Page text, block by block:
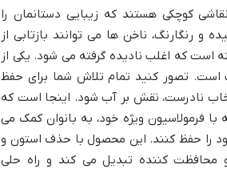
کوچکی هستند که زیبایی دستانمان را
رنگارنگ، ناخن ها می توانند بازتابی از
که اغلب نادیده گرفته می شود. یکی از
است. تصور کنید تمام تلاش شما برای حفظ
نادرست، نقش بر آب شود. اینجا است که
فرمولاسیون ویژه خود، به بانوان کمک می
را حفظ کنند. این محصول با حذف استون و
و محافظت کننده تبدیل می کند و راه حلی